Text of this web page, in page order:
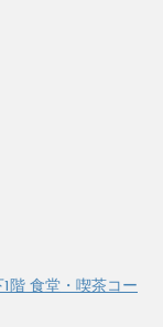
階 食堂・喫茶コー